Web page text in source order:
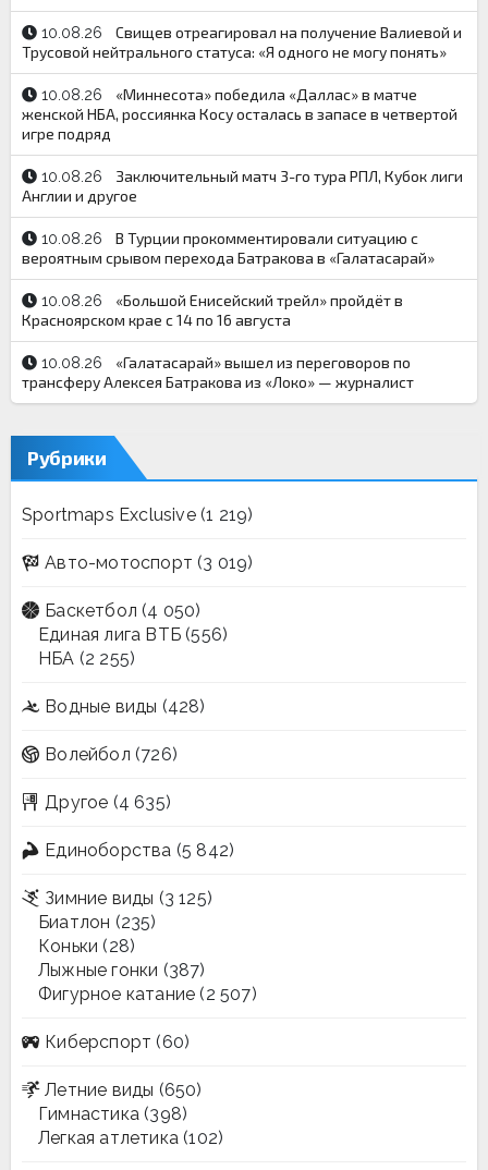
10.08.26
Свищев отреагировал на получение Валиевой и
Трусовой нейтрального статуса: «Я одного не могу понять»
10.08.26
«Миннесота» победила «Даллас» в матче
женской НБА, россиянка Косу осталась в запасе в четвертой
игре подряд
10.08.26
Заключительный матч 3-го тура РПЛ, Кубок лиги
Англии и другое
10.08.26
В Турции прокомментировали ситуацию с
вероятным срывом перехода Батракова в «Галатасарай»
10.08.26
«Большой Енисейский трейл» пройдёт в
Красноярском крае с 14 по 16 августа
10.08.26
«Галатасарай» вышел из переговоров по
трансферу Алексея Батракова из «Локо» — журналист
Рубрики
Sportmaps Exclusive(1 219)
Авто-мотоспорт (3 019)
Баскетбол (4 050)
Единая лига ВТБ (556)
НБА (2 255)
Водные виды (428)
Волейбол (726)
Другое (4 635)
Единоборства (5 842)
Зимние виды (3 125)
Биатлон (235)
Коньки (28)
Лыжные гонки (387)
Фигурное катание (2 507)
Киберспорт (60)
Летние виды (650)
Гимнастика (398)
Легкая атлетика (102)